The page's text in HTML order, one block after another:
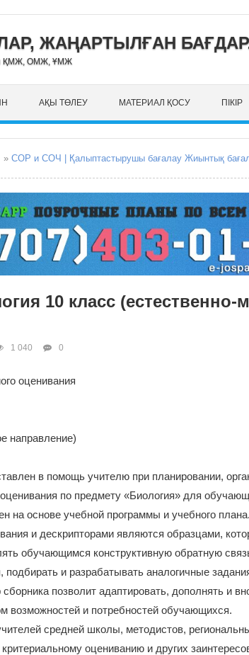
ЖАҢАРТЫЛҒАН
ҚМЖ, ОМЖ, ҰМЖ
АҚЫ ТӨЛЕУ МАТЕРИАЛ ҚОСУ ПІКІР
» СОР и СОЧ | Қалыптастырушы бағалау Жиынтық
10 класс (естественно-
1 040 0
оценивания
направление)
в помощь учителю при планировании,
по предмету «Биология» для
на основе учебной программы и учебного плана.
и дескрипторами являются образцами,
обучающимся конструктивную обратную
и разрабатывать аналогичные
позволит адаптировать, дополнять и
возможностей и потребностей обучающихся.
средней школы, методистов,
оцениванию и других